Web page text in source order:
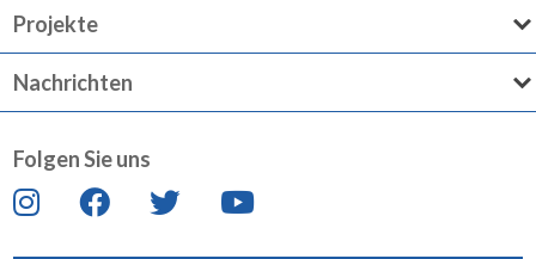
Projekte
Nachrichten
Folgen Sie uns